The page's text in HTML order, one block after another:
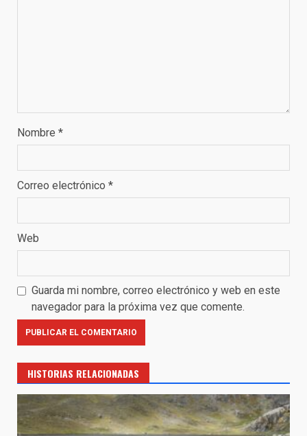
Nombre *
Correo electrónico *
Web
Guarda mi nombre, correo electrónico y web en este
navegador para la próxima vez que comente.
HISTORIAS RELACIONADAS